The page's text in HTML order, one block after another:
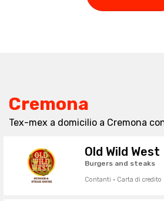
Cremona
Tex-mex a domicilio a Cremona
Old Wild West
Burgers and steaks
Contanti · Carta di credito